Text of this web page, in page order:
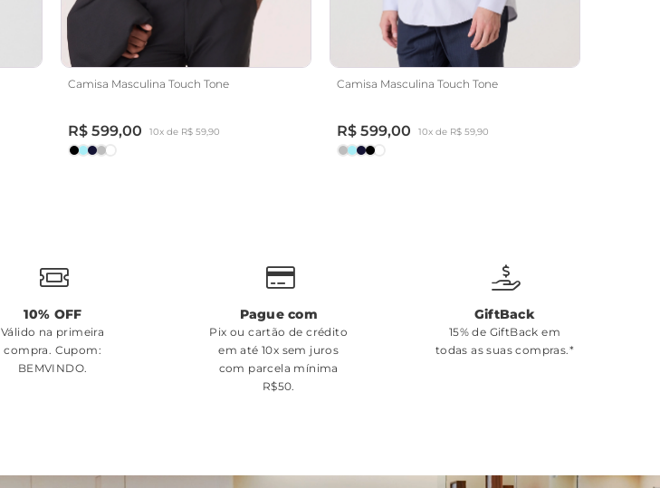
Camisa Masculina Touch Tone
R$ 599,00 10x de R$ 59,90
Camisa Masculina Touch Tone
R$ 599,00 10x de R$ 59,90
10% OFF
Válido na primeira
compra. Cupom:
BEMVINDO.
Pague com
Pix ou cartão de crédito
em até 10x sem juros
com parcela mínima
R$50.
GiftBack
15% de GiftBack em
todas as suas compras.*